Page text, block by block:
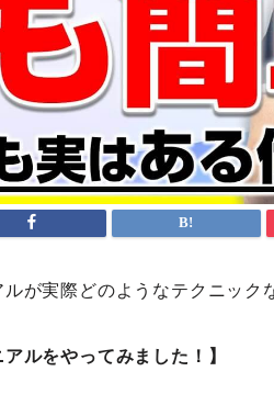
が実際どのようなテクニック
ルをやってみました！】